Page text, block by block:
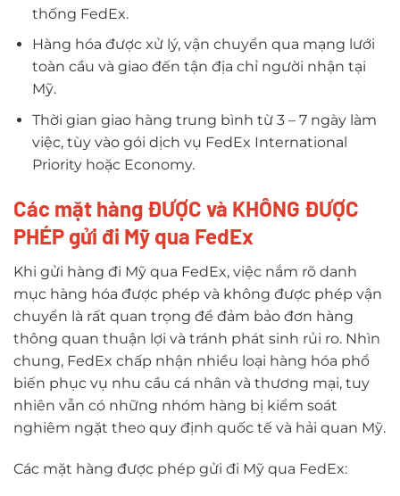
thống FedEx.
Hàng hóa được xử lý, vận chuyển qua mạng lưới
toàn cầu và giao đến tận địa chỉ người nhận tại
Mỹ.
Thời gian giao hàng trung bình từ 3 – 7 ngày làm
việc, tùy vào gói dịch vụ FedEx International
Priority hoặc Economy.
Các mặt hàng ĐƯỢC và KHÔNG ĐƯỢC
PHÉP gửi đi Mỹ qua FedEx
Khi gửi hàng đi Mỹ qua FedEx, việc nắm rõ danh
mục hàng hóa được phép và không được phép vận
chuyển là rất quan trọng để đảm bảo đơn hàng
thông quan thuận lợi và tránh phát sinh rủi ro. Nhìn
chung, FedEx chấp nhận nhiều loại hàng hóa phổ
biến phục vụ nhu cầu cá nhân và thương mại, tuy
nhiên vẫn có những nhóm hàng bị kiểm soát
nghiêm ngặt theo quy định quốc tế và hải quan Mỹ.
Các mặt hàng được phép gửi đi Mỹ qua FedEx: